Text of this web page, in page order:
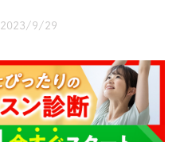
2023/9/29